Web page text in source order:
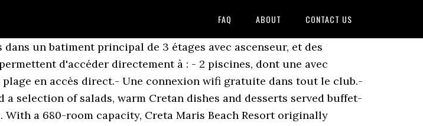
FAQ ABOUT CONTACT US
encore sur les filets de pêcheurs, les popes s'affairent dans les villages de maisons blanches, de vieux crétois moustache fière et bottes de cuir palabrent aux terrasses, les ânes baguenaudent entre les murets de pierres sèches, les moulins agitent follement leurs voiles blanches au pied de fières montagnes. Les grecs sont les troisièmes producteurs d'olives au monde. C'est un point de départ idéal pour découvrir le patrimoine culturel et architectural de la 5:16 . Qui sommes nous? Agios Nikolaos et son port. Main Restaurant: Breakfast and dinner are served here with a panoramic view of the bay below. Bravo Water Park, Amoudara: See 49 reviews, articles, and 136 photos of Bravo Water Park, ranked No.4 on Tripadvisor among 7 attractions in Amoudara. Accès agences pro The hotel has a … Akti Corali is situated between the centers of Heraklion (10 min by car) and Amoudara (10-15min walk). Elles disposent d'une télévision par satellite, mini-réfrigérateur, coffre-fort et balcon ou terrasse.Elles sont organisées en deux catégories :- Les chambres standard de 24 mètres carrés peuvent accueillir un maximum de 2 adultes et 1 enfant ou 3 adultes.- Les chambres famille de 50 mètres carrés, situées dans des bungalows, sont composées de 2 chambres séparées, pouvant accueillir un maximum de 2 adultes et 2 enfants ou 3 adultes et 1 enfant.- Lit bébé disponible (sur demande) et service de baby-sitting avec supplément. Le poisson est également un élément essentiel de la cuisine crétoise. Women. DESTINATIONS QUI POURRAIENT VOUS INTÉRESSER : En poursuivant votre navigation sur ce site, vous acceptez l’utilisation de cookies pour vous proposer des offres et services adaptés. La réputation des fromages crétois n'est plus à faire, doux, secs, tendres ou plus salés, ils raviront les amateurs. Akti Corali is situated between the centers of Heraklion (10 min by car) and Amoudara (10-15min walk). 22, Critovoulidou Langue officielle : Le grec est la langue officielle. Les 259 chambres sont climatisées et équipées de salle de bain avec baignoire ou douche, sèche-cheveux. La cuisine crétoise a été influencée par les diverses vagues d'envahisseurs Romains, Turcs, et autres Grecs. Climat : Avec plus de 300 jours de soleil par an et un climat méditerranéen pile comme on les aime, l'île de Crète est une destination de voyage idéale, notamment hors saison, en mai-juin et septembre-octobre. Cinquième île de la Méditerranée, la plus étendue d’Est en Ouest, la Crète déroule ses quelques 1000 kilomètres de côtes émaillées de falaises, de longues plages et de criques. Accès agences pro … - Pour sa gastronomie goûteuse : à base d’huile d’olives, fromages locaux, pitas, courgettes farcies, mezze… Ne manquez pas également de goûter l'alcool typique : le raki crétois. Went there just after Crete reopend after the Corona lock-down. Conseils & Réservation 0821 23 2626* Paiements sécurisés. intracommunautaire: FR22829185362 - Immatriculation Atout France: IM 094170004 Garant ﬁnancier: Groupama 5, rue du Centre 93199 Monnaie : Euro Bravo Club Dolphin Bay Crète, Héraklion Bravo Club Sifawy Oman, Sifah Bravo Club Ho Tram Beach Vietnam, Hô Tram. The drinks were very good as was the service considering the place was full and had only one two waitresses for the whole park. Les bijoux en argent, les tissages et les broderies du village d'Anogia (nappes, des jetés de lit, des panneaux muraux, des coussins et des sacs en laine ou brodés de coton), les objets en cuir (sandales, ceintures ou sacs), une bouteille de raki, d'huile d'olive et du miel. formule {{vm.cheapestSolution.details.accommodation}}. La Crète et ses paysages sauvages à couper le souffle vous émerveilleront : chaînes de montagnes et petits plateaux, longues plages de sable doré qui plongent dans une mer azur et cristalline, villages pittoresques, richesses culturelles et ruines mythologiques. Ohi Day, le 28 octobre, plus que les Crétois, ce sont les communautés grecques du monde entier qui se rassemblent pour célébrer la décision salvatrice prise en 1940 par le Premier Ministre d'alors, Ioannis Metaxas, de rejeter l'ultimatum lancé par le dictateur italien Benito Mussolini. Décalage horaire : +1 heure Ne manquez pas les carnavals en février : Réthymnon, Agii Déka, Kastelli. Conditions Générales de Vente, *0.12€ / min + coût appel local Qui sommes nous? Site Internet : http://www.mfa.gr/france/fr Ce guide de voyage vous présente cette île située au sud de la Grèce qui réunit histoire et traditions, culture et nature, exercice physique et plaisir de la table. - Pour ses jolies plages et tout particulièrement Elafonissi, longue langue de sable bordée d'eau translucide aux différentes teintes, la plage de Preveli et Balos Lagoon. Voltage : Le voltage, la fréquence, et les prises électiques sont les mêmes qu'en France (230 V, 50 Hz). KolekcjonerHoteli.pl 29,803 views. Crete Tourism Crete Hotels merci à toute l’équipe de l'Hotel et aux anima